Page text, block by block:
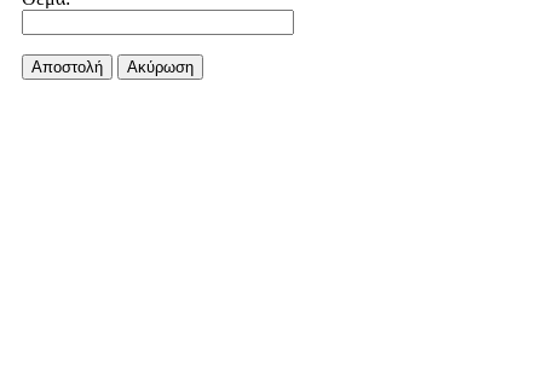
Αποστολή Aκύρωση